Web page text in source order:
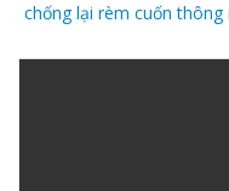
chống lại rèm cuốn